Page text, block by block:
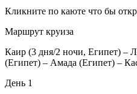
Кликните по каюте что бы
Маршрут круиза
Каир (3 дня/2 ночи, Египет) –
(Египет) – Амада (Египет) –
День 1